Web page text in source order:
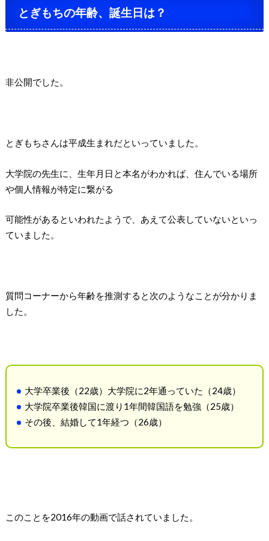
とぎもちの年齢、誕生日は？
非公開でした。
とぎもちさんは平成生まれだといっていました。
大学院の先生に、生年月日と本名がわかれば、住んでいる場所
や個人情報が特定に繋がる
可能性があるといわれたようで、あえて公表していないといっ
ていました。
質問コーナーから年齢を推測すると次のようなことが分かりま
した。
大学卒業後（22歳）大学院に2年通っていた（24歳）
大学院卒業後韓国に渡り1年間韓国語を勉強（25歳）
その後、結婚して1年経つ（26歳）
このことを2016年の動画で話されていました。